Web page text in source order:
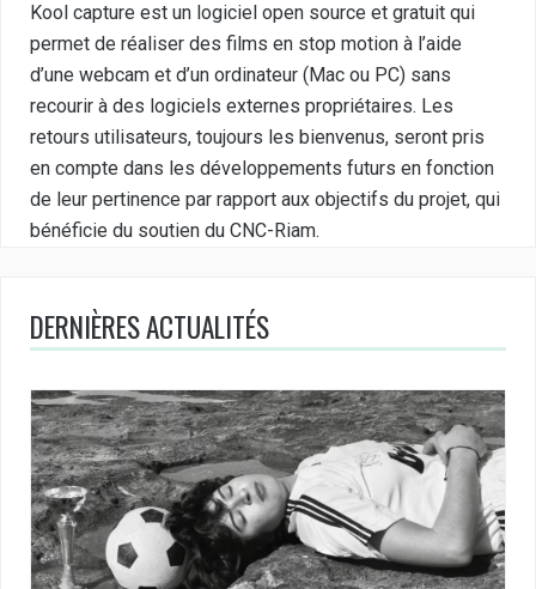
Kool capture est un logiciel open source et gratuit qui
permet de réaliser des films en stop motion à l’aide
d’une webcam et d’un ordinateur (Mac ou PC) sans
recourir à des logiciels externes propriétaires. Les
retours utilisateurs, toujours les bienvenus, seront pris
en compte dans les développements futurs en fonction
de leur pertinence par rapport aux objectifs du projet, qui
bénéficie du soutien du CNC-Riam.
DERNIÈRES ACTUALITÉS